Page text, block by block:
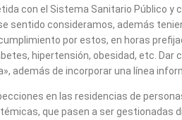
con el Sistema Sanitario
sentido consideramos, además
por estos, en horas
hipertensión, obesidad, etc.
además de incorporar una línea
en las residencias de
que pasen a ser